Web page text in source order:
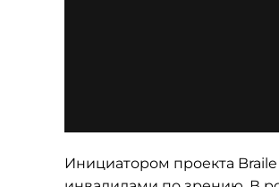
Инициатором проекта